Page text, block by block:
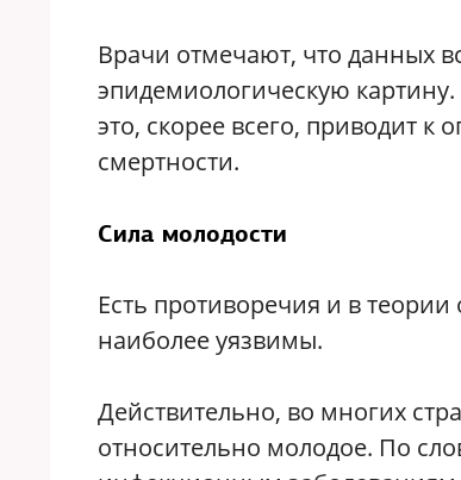
Врачи отмечают, что данных
эпидемиологическую
это, скорее всего, приводит
смертности.
Сила молодости
Есть противоречия и в
наиболее уязвимы.
Действительно, во многих
относительно молодое. По